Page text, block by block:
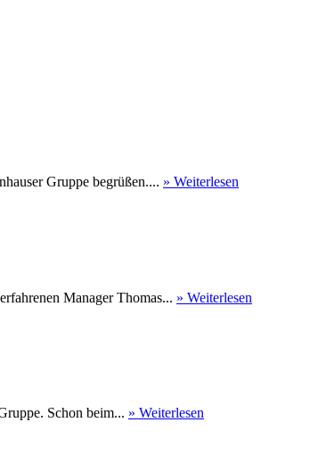
Gruppe begrüßen.... » Weiterlesen
Manager Thomas... » Weiterlesen
Schon beim... » Weiterlesen